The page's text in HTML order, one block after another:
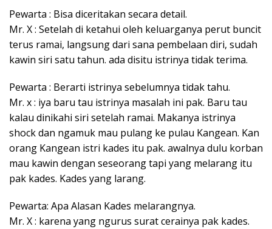
Pewarta : Bisa diceritakan secara detail.
Mr. X : Setelah di ketahui oleh keluarganya perut buncit
terus ramai, langsung dari sana pembelaan diri, sudah
kawin siri satu tahun. ada disitu istrinya tidak terima.
Pewarta : Berarti istrinya sebelumnya tidak tahu.
Mr. x : iya baru tau istrinya masalah ini pak. Baru tau
kalau dinikahi siri setelah ramai. Makanya istrinya
shock dan ngamuk mau pulang ke pulau Kangean. Kan
orang Kangean istri kades itu pak. awalnya dulu korban
mau kawin dengan seseorang tapi yang melarang itu
pak kades. Kades yang larang.
Pewarta: Apa Alasan Kades melarangnya.
Mr. X : karena yang ngurus surat cerainya pak kades.